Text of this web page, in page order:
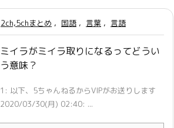
2ch,5chまとめ , 国語 , 言葉 , 言語
ミイラがミイラ取りになるってどうい
う意味？
1: 以下、5ちゃんねるからVIPがお送りします
2020/03/30(月) 02:40: ...